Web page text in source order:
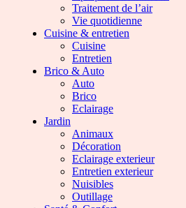
Traitement de l’air
Vie quotidienne
Cuisine & entretien
Cuisine
Entretien
Brico & Auto
Auto
Brico
Eclairage
Jardin
Animaux
Décoration
Eclairage exterieur
Entretien exterieur
Nuisibles
Outillage